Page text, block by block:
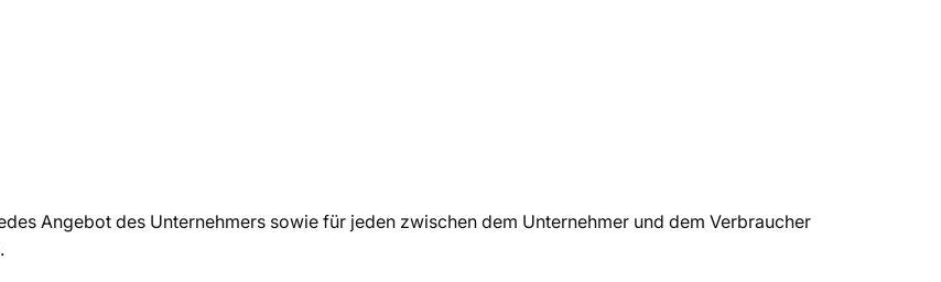
Angebot des Unternehmers sowie für jeden zwischen dem Unternehmer und dem Verbraucher